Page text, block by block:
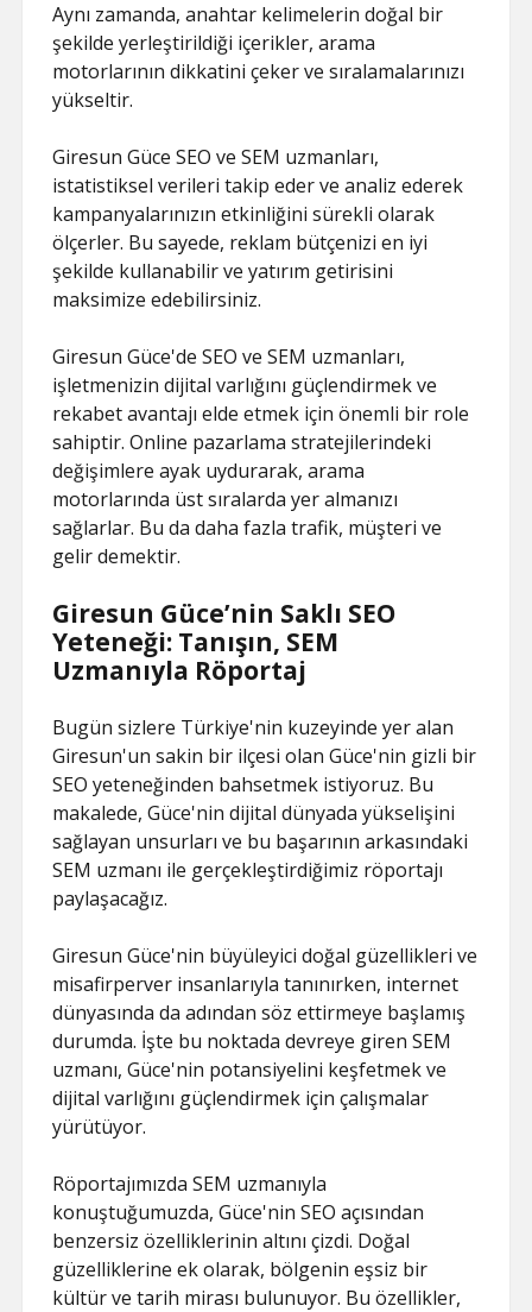
Aynı zamanda, anahtar kelimelerin doğal bir
şekilde yerleştirildiği içerikler, arama
motorlarının dikkatini çeker ve sıralamalarınızı
yükseltir.
Giresun Güce SEO ve SEM uzmanları,
istatistiksel verileri takip eder ve analiz ederek
kampanyalarınızın etkinliğini sürekli olarak
ölçerler. Bu sayede, reklam bütçenizi en iyi
şekilde kullanabilir ve yatırım getirisini
maksimize edebilirsiniz.
Giresun Güce'de SEO ve SEM uzmanları,
işletmenizin dijital varlığını güçlendirmek ve
rekabet avantajı elde etmek için önemli bir role
sahiptir. Online pazarlama stratejilerindeki
değişimlere ayak uydurarak, arama
motorlarında üst sıralarda yer almanızı
sağlarlar. Bu da daha fazla trafik, müşteri ve
gelir demektir.
Giresun Güce’nin Saklı SEO
Yeteneği: Tanışın, SEM
Uzmanıyla Röportaj
Bugün sizlere Türkiye'nin kuzeyinde yer alan
Giresun'un sakin bir ilçesi olan Güce'nin gizli bir
SEO yeteneğinden bahsetmek istiyoruz. Bu
makalede, Güce'nin dijital dünyada yükselişini
sağlayan unsurları ve bu başarının arkasındaki
SEM uzmanı ile gerçekleştirdiğimiz röportajı
paylaşacağız.
Giresun Güce'nin büyüleyici doğal güzellikleri ve
misafirperver insanlarıyla tanınırken, internet
dünyasında da adından söz ettirmeye başlamış
durumda. İşte bu noktada devreye giren SEM
uzmanı, Güce'nin potansiyelini keşfetmek ve
dijital varlığını güçlendirmek için çalışmalar
yürütüyor.
Röportajımızda SEM uzmanıyla
konuştuğumuzda, Güce'nin SEO açısından
benzersiz özelliklerinin altını çizdi. Doğal
güzelliklerine ek olarak, bölgenin eşsiz bir
kültür ve tarih mirası bulunuyor. Bu özellikler,